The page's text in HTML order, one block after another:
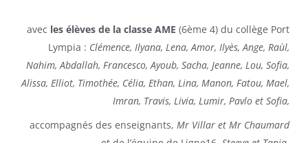
avec les élèves de la classe AME (6ème 4) du collège Port
Lympia : Clémence, Ilyana, Lena, Amor, Ilyès, Ange, Raùl,
Nahim, Abdallah, Francesco, Ayoub, Sacha, Jeanne, Lou, Sofia,
Alissa, Elliot, Timothée, Célia, Ethan, Lina, Manon, Fatou, Mael,
Imran, Travis, Livia, Lumir, Pavlo et Sofia,
accompagnés des enseignants,Mr Villar et Mr Chaumard